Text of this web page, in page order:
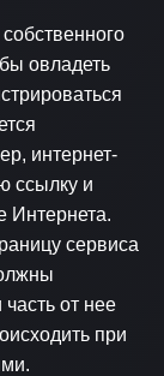
овладеть
интернет-
ссылку и
Интернета.
сервиса
от нее
при